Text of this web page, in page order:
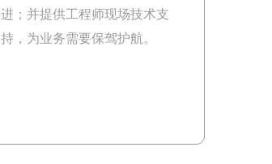
进；并提供工程师现场技术支
持，为业务需要保驾护航。